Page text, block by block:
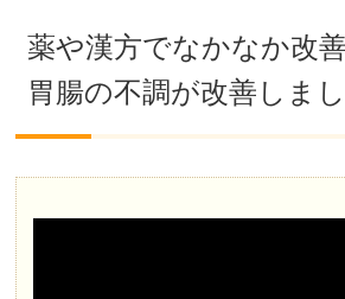
薬や漢方でなかなか改
胃腸の不調が改善しま